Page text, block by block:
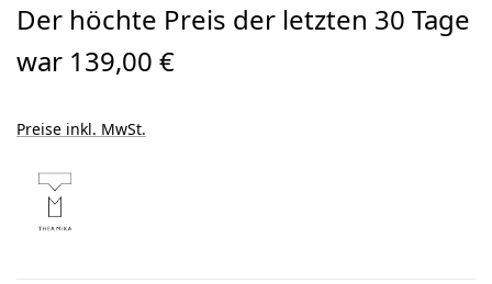
Der höchte Preis der letzten 30 Tage
war 139,00 €
Preise inkl. MwSt.